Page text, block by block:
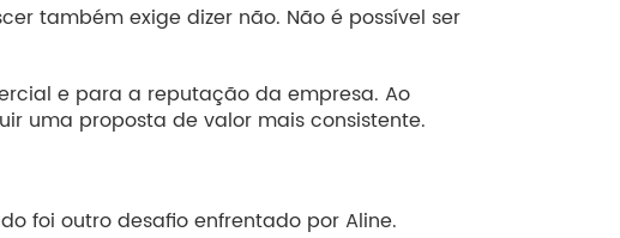
também exige dizer não. Não é possível ser
e para a reputação da empresa. Ao
uma proposta de valor mais consistente.
foi outro desafio enfrentado por Aline.